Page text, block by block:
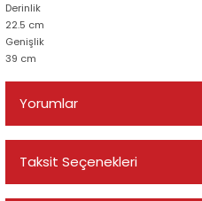
Derinlik
22.5 cm
Genişlik
39 cm
Yorumlar
Taksit Seçenekleri